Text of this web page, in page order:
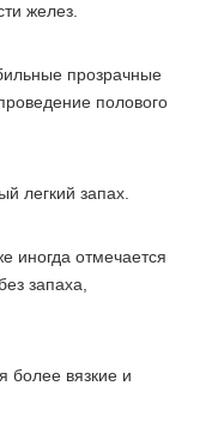
желез.
прозрачные
полового
легкий запах.
иногда отмечается
запаха,
более вязкие и